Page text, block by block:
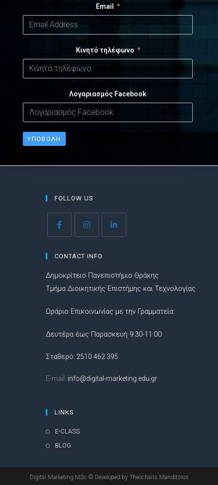
Email
Κινητό τηλέφωνο
Λογαριασμός Facebook
ΥΠΟΒΟΛΉ
FOLLOW US
CONTACT INFO
Δημοκρίτειο Πανεπιστήμιο Θράκης
Τμήμα Διοικητικής Επιστήμης και Τεχνολογίας
Ωράριο Επικοινωνίας με την Γραμματεία:
Δευτέρα έως Παρασκευή 9:30-11:00
Σταθερό: 2510 462 395
E-mail: info@digital-marketing.edu.gr
LINKS
E-CLASS
BLOG
Digital Marketing MSc © Developed by Theocharis Manditsios